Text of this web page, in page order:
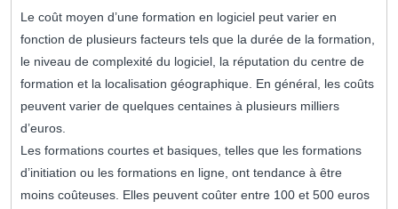
Le coût moyen d’une formation en logiciel peut varier en
fonction de plusieurs facteurs tels que la durée de la formation,
le niveau de complexité du logiciel, la réputation du centre de
formation et la localisation géographique. En général, les coûts
peuvent varier de quelques centaines à plusieurs milliers
d’euros.
Les formations courtes et basiques, telles que les formations
d’initiation ou les formations en ligne, ont tendance à être
moins coûteuses. Elles peuvent coûter entre 100 et 500 euros